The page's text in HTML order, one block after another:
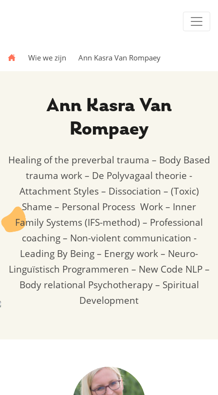
Wie we zijn Ann Kasra Van Rompaey
Ann Kasra Van
Rompaey
Healing of the preverbal trauma – Body Based
trauma work – De Polyvagaal theorie -
Attachment Styles – Dissociation – (Toxic)
Shame – Personal Process Work – Inner
Family Systems (IFS-method) – Professional
coaching – Non-violent communication -
Leading By Being – Energy work – Neuro-
Linguïstisch Programmeren – New Code NLP –
Body relational Psychotherapy – Spiritual
Development